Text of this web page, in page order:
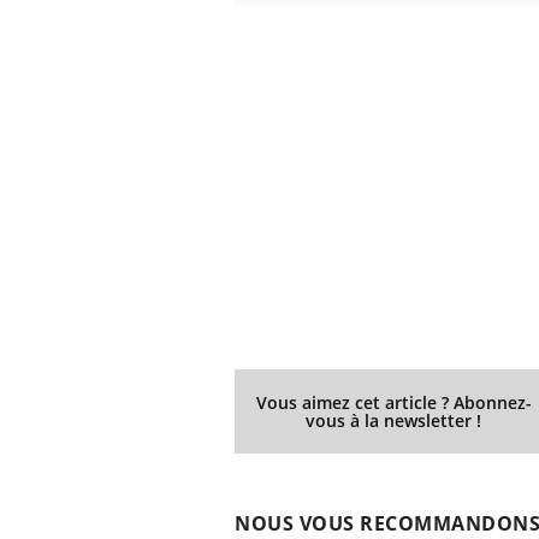
Vous aimez cet article ? Abonnez-
vous à la newsletter !
NOUS VOUS RECOMMANDONS